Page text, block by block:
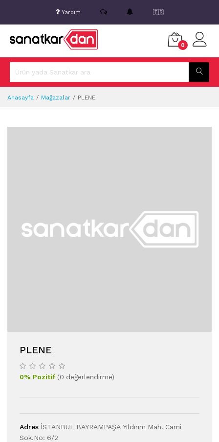
Yardım 🇹🇷
0
Anasayfa Mağazalar PLENE
PLENE
0% Pozitif(0 değerlendirme)
Adres İSTANBUL BAYRAMPAŞA Yıldırım Mah. Cami
Sok.No: 6/2